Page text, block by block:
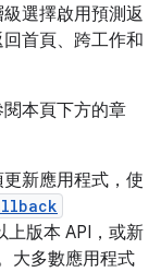
選擇啟用預測返
首頁、跨工作和
閱本頁下方的章
新應用程式，使
上版本 API，或新
大多數應用程式